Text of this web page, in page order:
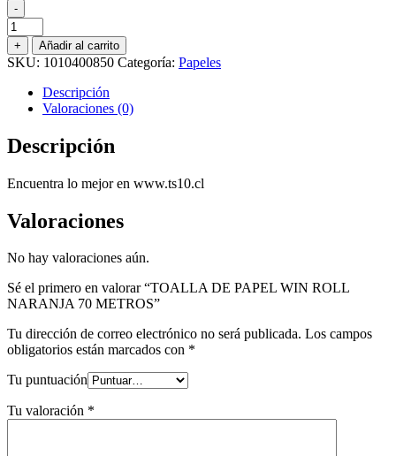
-
TOALLA
DE
PAPEL
WIN
ROLL
NARANJA
METROS
cantidad
+ Añadir al carrito
SKU: 1010400850 Categoría: Papeles
Descripción
Valoraciones (0)
Descripción
Encuentra lo mejor en www.ts10.cl
Valoraciones
No hay valoraciones aún.
Sé el primero en valorar “TOALLA DE PAPEL WIN ROLL
NARANJA 70 METROS”
Tu dirección de correo electrónico no será publicada. Los campos
obligatorios están marcados con *
Tu puntuación
Tu valoración *